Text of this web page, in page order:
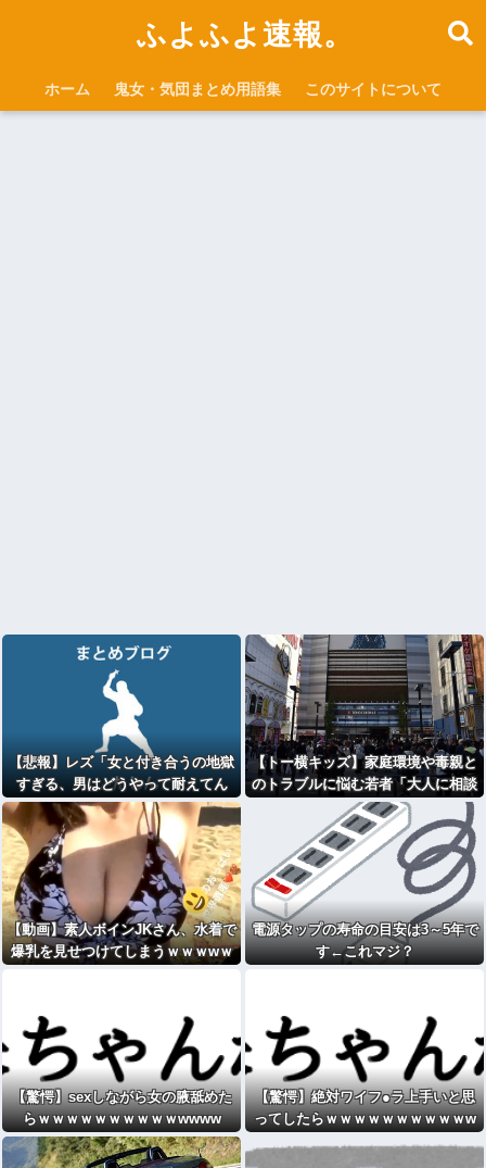
ふよふよ速報。
ホーム 鬼女・気団まとめ用語集 このサイトについて
【悲報】レズ「女と付き合うの地獄
すぎる、男はどうやって耐えてん
の？」
【トー横キッズ】家庭環境や毒親と
のトラブルに悩む若者「大人に相談
しても具体的に何もしてくれない」
EXIT兼近「搾取しようとする大人を
どう除外するか」
【動画】素人ボインJKさん、水着で
爆乳を見せつけてしまうｗｗｗwｗ
電源タップの寿命の目安は3～5年で
す←これマジ？
【驚愕】sexしながら女の腋舐めた
らｗｗｗｗｗｗｗｗｗｗwwww
【驚愕】絶対ワイフ●ラ上手いと思
ってしたらｗｗｗｗｗｗｗｗｗｗw